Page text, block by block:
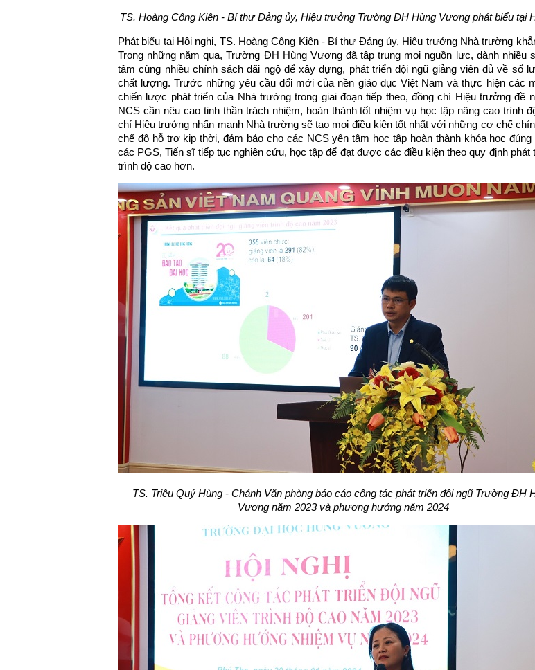
TS. Hoàng Công Kiên - Bí thư Đảng ủy, Hiệu trưởng Trường ĐH Hùng Vương phát biểu tại
Phát biểu tại Hội nghị, TS. Hoàng Công Kiên - Bí thư Đảng ủy, Hiệu trưởng Nhà trường
Trong những năm qua, Trường ĐH Hùng Vương đã tập trung mọi nguồn lực, dành nhiều
tâm cùng nhiều chính sách đãi ngộ để xây dựng, phát triển đội ngũ giảng viên đủ về số
chất lượng. Trước những yêu cầu đổi mới của nền giáo dục Việt Nam và thực hiện các
chiến lược phát triển của Nhà trường trong giai đoạn tiếp theo, đồng chí Hiệu trưởng đề
NCS cần nêu cao tinh thần trách nhiệm, hoàn thành tốt nhiệm vụ học tập nâng cao trình
chí Hiệu trưởng nhấn mạnh Nhà trường sẽ tạo mọi điều kiện tốt nhất với những cơ chế
chế độ hỗ trợ kịp thời, đảm bảo cho các NCS yên tâm học tập hoàn thành khóa học đúng
các PGS, Tiến sĩ tiếp tục nghiên cứu, học tập để đạt được các điều kiện theo quy định phát
trình độ cao hơn.
TS. Triệu Quý Hùng - Chánh Văn phòng báo cáo công tác phát triển đội ngũ Trường ĐH
Vương năm 2023 và phương hướng năm 2024